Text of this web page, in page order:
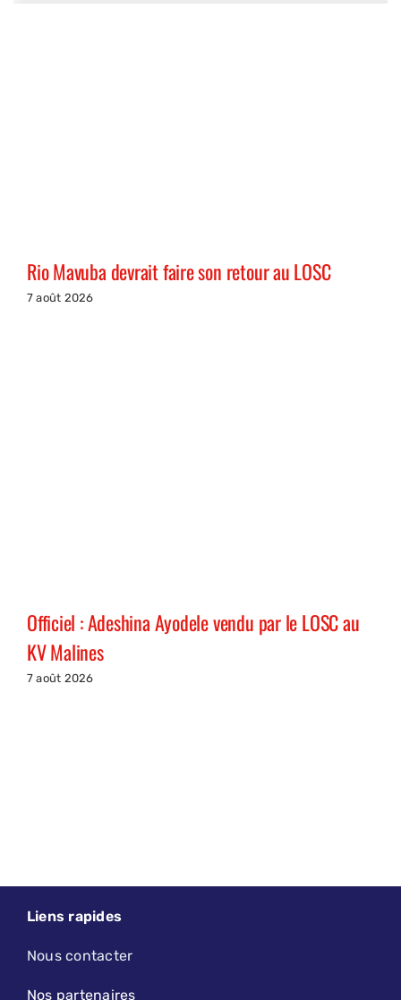
Rio Mavuba devrait faire son retour au LOSC
7 août 2026
Officiel : Adeshina Ayodele vendu par le LOSC au
KV Malines
7 août 2026
Liens rapides
Nous contacter
Nos partenaires